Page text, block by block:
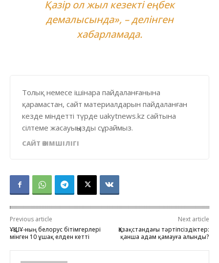
Қазір ол жыл кезекті еңбек
демалысында», – делінген
хабарламада.
Толық немесе ішінара пайдаланғанына
қарамастан, сайт материалдарын пайдаланған
кезде міндетті түрде uakytnews.kz сайтына
сілтеме жасауыңызды сұраймыз.
САЙТ ӘКІМШІЛІГІ
Previous article
ҰҚШҰ-ның белорус бітімгерлері
мінген 10 ұшақ елден кетті
Next article
Қазақстандағы тәртіпсіздіктер:
қанша адам қамауға алынды?